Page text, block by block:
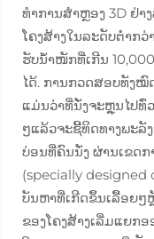
ທຳການສຳຫຼອງ 3D ຢ່າ
ໂຄງສ້າງໃນລະດັບຕ່ຳກ
ຮັບນ້ຳໜັກທີ່ເກີນ
ໄດ້. ການກວດສອບທັງໝົ
ແມ່ນວ່າທີ່ນັ່ງຈະຫຼຸນໄປທົ່
ໆແລ້ວຈະຊີ້ທິດທາງພະລັ
ບ່ອນທີ່ຄົນນັ່ງ ຜ່ານເຂດ
(specially designed
ບັນຫາທີ່ເກີດຂຶ້ນເລື້ອຍໆ
ຂອງໂຄງສ້າງເລີ່ມແຍກ